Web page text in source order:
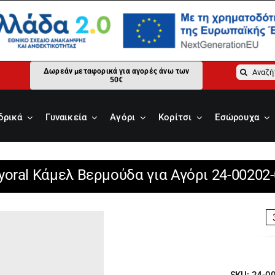
Δωρεάν μεταφορικά για αγορές άνω των
50€
Γυναικεία Αγόρι Κορίτσι Εσώρουχα
Κάμελ Βερμούδα για Αγόρι 24-